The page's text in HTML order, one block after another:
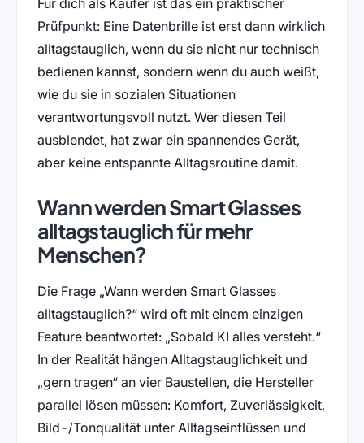
Prüfpunkt: Eine Datenbrille ist erst dann wirklich
alltagstauglich, wenn du sie nicht nur technisch
bedienen kannst, sondern wenn du auch weißt,
wie du sie in sozialen Situationen
verantwortungsvoll nutzt. Wer diesen Teil
ausblendet, hat zwar ein spannendes Gerät,
aber keine entspannte Alltagsroutine damit.
Wann werden Smart Glasses
alltagstauglich für mehr
Menschen?
Die Frage „Wann werden Smart Glasses
alltagstauglich?“ wird oft mit einem einzigen
Feature beantwortet: „Sobald KI alles versteht.“
In der Realität hängen Alltagstauglichkeit und
„gern tragen“ an vier Baustellen, die Hersteller
parallel lösen müssen: Komfort, Zuverlässigkeit,
Bild-/Tonqualität unter Alltagseinflüssen und